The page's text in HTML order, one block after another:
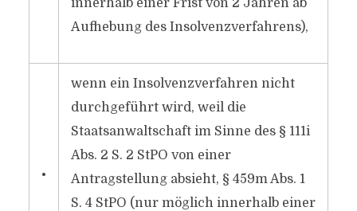
innerhalb einer Frist von 2 Jahren ab
Aufhebung des Insolvenzverfahrens),
•
wenn ein Insolvenzverfahren nicht
durchgeführt wird, weil die
Staatsanwaltschaft im Sinne des § 111i
Abs. 2 S. 2 StPO von einer
Antragstellung absieht, § 459m Abs. 1
S. 4 StPO (nur möglich innerhalb einer